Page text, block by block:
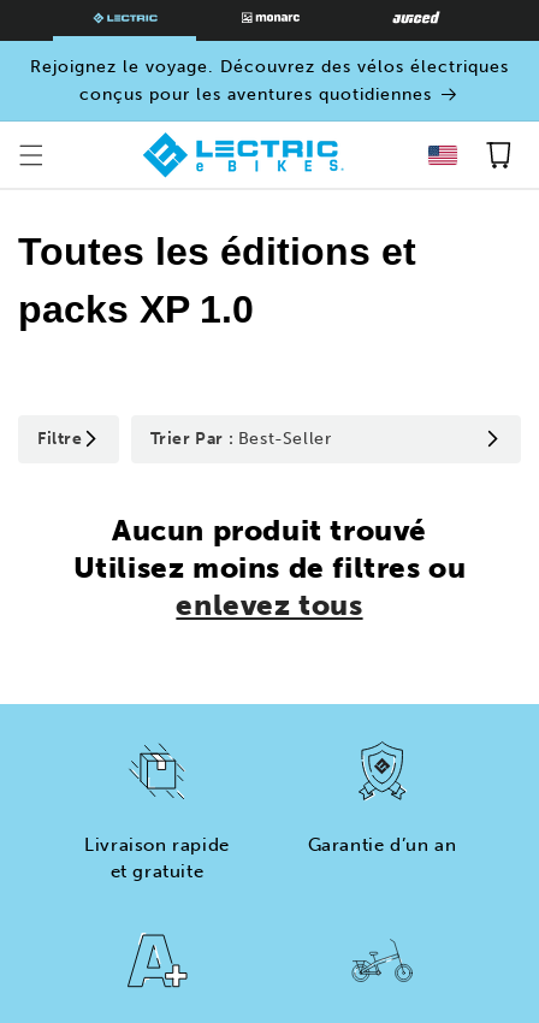
Rejoignez le voyage. Découvrez des vélos électriques
conçus pour les aventures quotidiennes
Panier
Toutes les éditions et
packs XP 1.0
Filtre Trier Par : Best-Seller
Aucun produit trouvé
Utilisez moins de filtres ou
enlevez tous
Livraison rapide
et gratuite
Garantie d’un an